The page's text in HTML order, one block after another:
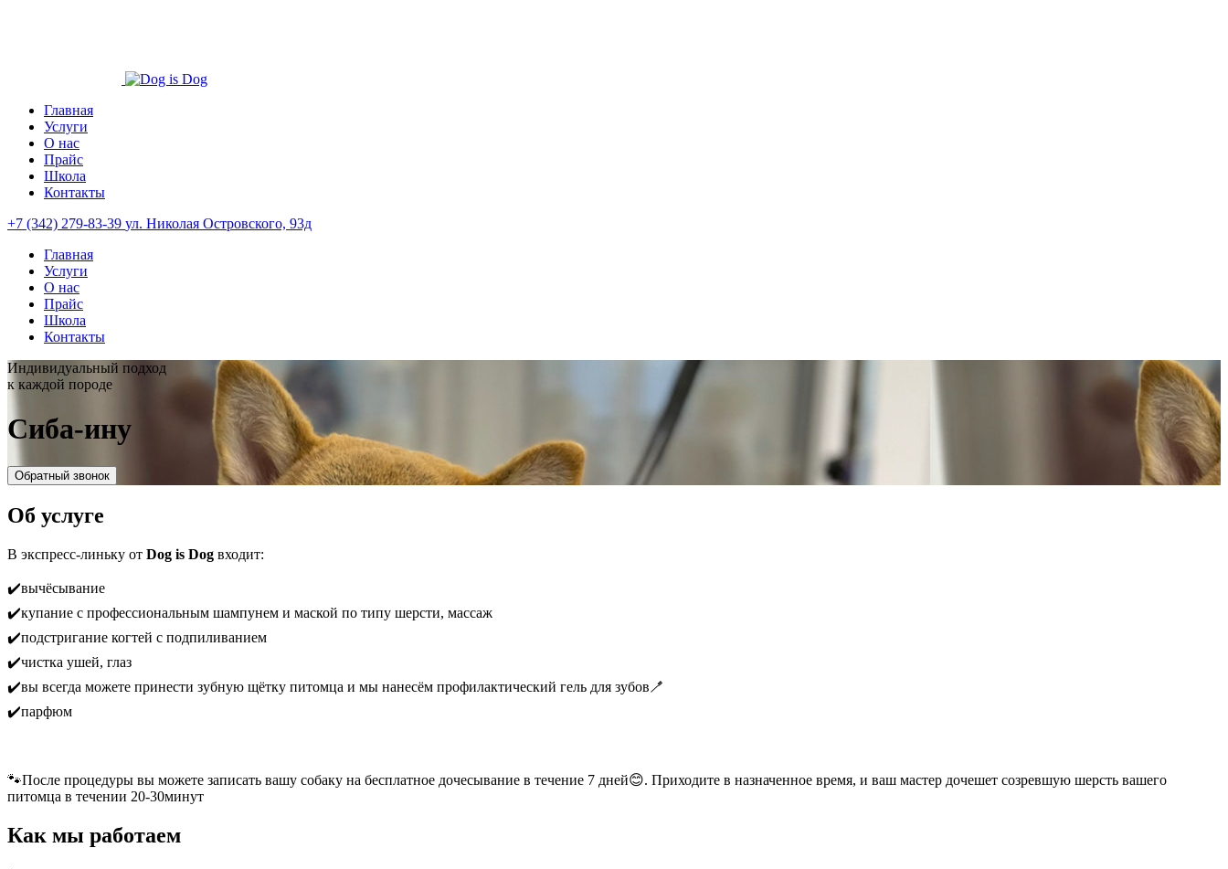
Главная
Услуги
О нас
Прайс
Школа
Контакты
+7 (342) 279-83-39 ул. Николая Островского, 93д
Главная
Услуги
О нас
Прайс
Школа
Контакты
Индивидуальный подход
к каждой породе
Сиба-ину
Обратный звонок
Об услуге
В экспресс-линьку от Dog is Dog входит:
✔️вычёсывание
✔️купание с профессиональным шампунем и маской по типу шерсти, массаж
✔️подстригание когтей с подпиливанием
✔️чистка ушей, глаз
✔️вы всегда можете принести зубную щётку питомца и мы нанесём профилактический гель для зубов🪥
✔️парфюм
🐾После процедуры вы можете записать вашу собаку на бесплатное дочесывание в течение 7 дней😊. Приходите в назначенное время, и ваш мастер дочешет созревшую шерсть вашего
питомца в течении 20-30минут
Как мы работаем